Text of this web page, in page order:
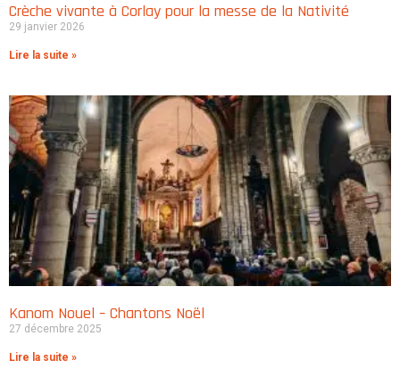
Crèche vivante à Corlay pour la messe de la Nativité
29 janvier 2026
Lire la suite »
Kanom Nouel – Chantons Noël
27 décembre 2025
Lire la suite »